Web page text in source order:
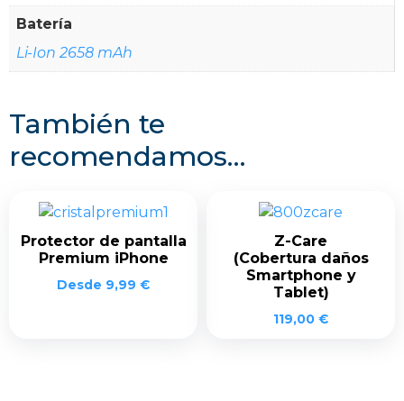
Batería
Li-Ion 2658 mAh
También te
recomendamos…
Protector de pantalla
Premium iPhone
Desde 9,99 €
Z-Care
(Cobertura daños
Smartphone y
Tablet)
119,00 €